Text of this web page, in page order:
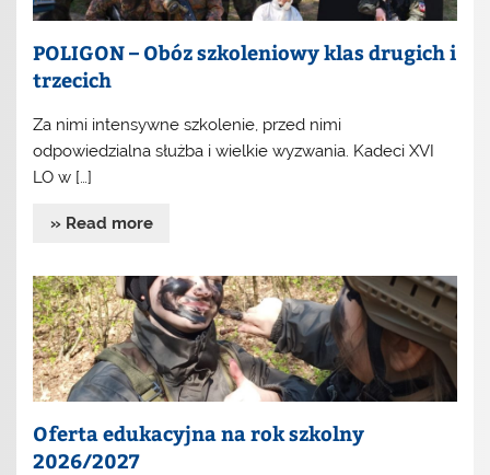
POLIGON – Obóz szkoleniowy klas drugich i
trzecich
Za nimi intensywne szkolenie, przed nimi
odpowiedzialna służba i wielkie wyzwania. Kadeci XVI
LO w […]
» Read more
Oferta edukacyjna na rok szkolny
2026/2027